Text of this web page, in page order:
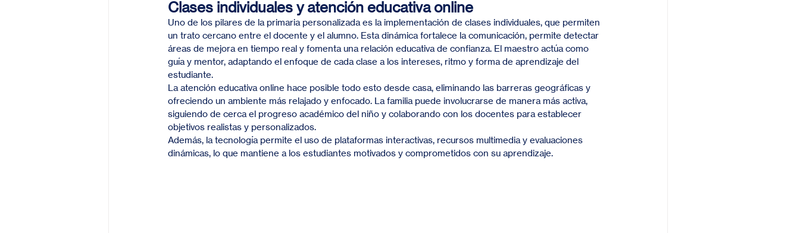
Clases individuales y atención educativa online
Uno de los pilares de la primaria personalizada es la implementación de clases individuales, que permiten
un trato cercano entre el docente y el alumno. Esta dinámica fortalece la comunicación, permite detectar
áreas de mejora en tiempo real y fomenta una relación educativa de confianza. El maestro actúa como
guía y mentor, adaptando el enfoque de cada clase a los intereses, ritmo y forma de aprendizaje del
estudiante.
La atención educativa online hace posible todo esto desde casa, eliminando las barreras geográficas y
ofreciendo un ambiente más relajado y enfocado. La familia puede involucrarse de manera más activa,
siguiendo de cerca el progreso académico del niño y colaborando con los docentes para establecer
objetivos realistas y personalizados.
Además, la tecnología permite el uso de plataformas interactivas, recursos multimedia y evaluaciones
dinámicas, lo que mantiene a los estudiantes motivados y comprometidos con su aprendizaje.